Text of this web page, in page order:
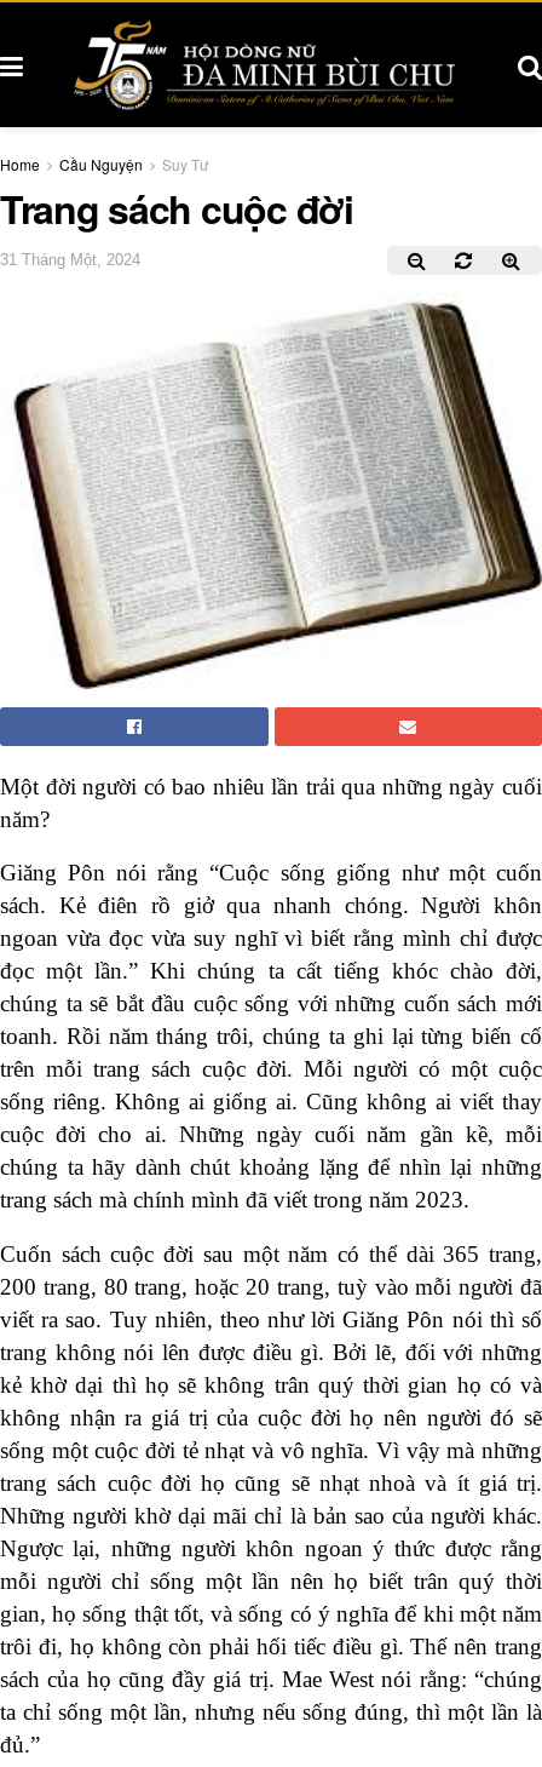
Home Cầu Nguyện Suy Tư
Trang sách cuộc đời
31 Tháng Một, 2024
Một đời người có bao nhiêu lần trải qua những ngày cuối
năm?
Giăng Pôn nói rằng “Cuộc sống giống như một cuốn
sách. Kẻ điên rồ giở qua nhanh chóng. Người khôn
ngoan vừa đọc vừa suy nghĩ vì biết rằng mình chỉ được
đọc một lần.” Khi chúng ta cất tiếng khóc chào đời,
chúng ta sẽ bắt đầu cuộc sống với những cuốn sách mới
toanh. Rồi năm tháng trôi, chúng ta ghi lại từng biến cố
trên mỗi trang sách cuộc đời. Mỗi người có một cuộc
sống riêng. Không ai giống ai. Cũng không ai viết thay
cuộc đời cho ai. Những ngày cuối năm gần kề, mỗi
chúng ta hãy dành chút khoảng lặng để nhìn lại những
trang sách mà chính mình đã viết trong năm 2023.
Cuốn sách cuộc đời sau một năm có thể dài 365 trang,
200 trang, 80 trang, hoặc 20 trang, tuỳ vào mỗi người đã
viết ra sao. Tuy nhiên, theo như lời Giăng Pôn nói thì số
trang không nói lên được điều gì. Bởi lẽ, đối với những
kẻ khờ dại thì họ sẽ không trân quý thời gian họ có và
không nhận ra giá trị của cuộc đời họ nên người đó sẽ
sống một cuộc đời tẻ nhạt và vô nghĩa. Vì vậy mà những
trang sách cuộc đời họ cũng sẽ nhạt nhoà và ít giá trị.
Những người khờ dại mãi chỉ là bản sao của người khác.
Ngược lại, những người khôn ngoan ý thức được rằng
mỗi người chỉ sống một lần nên họ biết trân quý thời
gian, họ sống thật tốt, và sống có ý nghĩa để khi một năm
trôi đi, họ không còn phải hối tiếc điều gì. Thế nên trang
sách của họ cũng đầy giá trị. Mae West nói rằng: “chúng
ta chỉ sống một lần, nhưng nếu sống đúng, thì một lần là
đủ.”